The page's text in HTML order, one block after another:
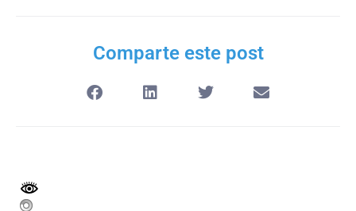
Comparte este post